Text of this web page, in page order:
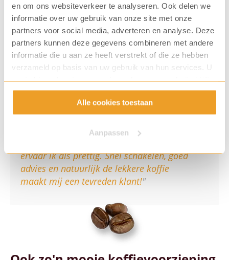
en om ons websiteverkeer te analyseren. Ook delen we
informatie over uw gebruik van onze site met onze
partners voor social media, adverteren en analyse. Deze
partners kunnen deze gegevens combineren met andere
informatie die u aan ze heeft verstrekt of die ze hebben
verzameld op basis van uw gebruik van hun services. U
gaat akkoord met onze cookies als u onze website blijft
gebruiken.
Alle cookies toestaan
Aanpassen
het milieu en de medemens!
Lees meer over Caffè Cento%
G. Nugteren, bedrijfsleider
ervaar ik als prettig. Snel schakelen, goed
advies en natuurlijk de lekkere koffie
maakt mij een tevreden klant!